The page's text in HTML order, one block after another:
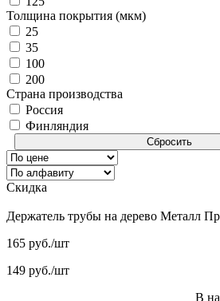
Толщина покрытия (мкм)
25
35
100
200
Страна производства
Россия
Финляндия
Сбросить
Скидка
Держатель трубы на дерево Металл
165 руб./шт
149 руб./шт
В